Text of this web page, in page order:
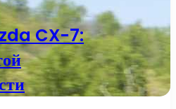
CX-7: